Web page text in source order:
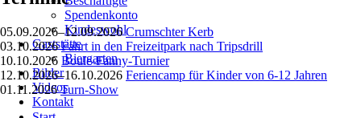
Spendenkonto
Kindeswohl
Gaststätte
Biergarten
Bilder
Videos
Kontakt
05.09.2026–12.09.2026 Crumschter Kerb
03.10.2026 Fahrt in den Freizeitpark nach Tripsdrill
10.10.2026 Boule-Fanny-Turnier
12.10.2026–16.10.2026 Feriencamp für Kinder von 6-12 Jahren
01.11.2026 Turn-Show
Navigation